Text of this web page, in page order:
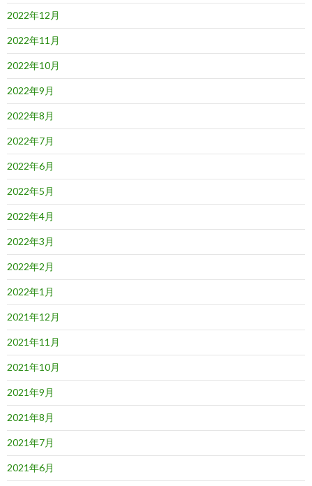
2022年12月
2022年11月
2022年10月
2022年9月
2022年8月
2022年7月
2022年6月
2022年5月
2022年4月
2022年3月
2022年2月
2022年1月
2021年12月
2021年11月
2021年10月
2021年9月
2021年8月
2021年7月
2021年6月